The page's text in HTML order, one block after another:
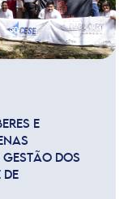
E
GESTÃO DOS
DE